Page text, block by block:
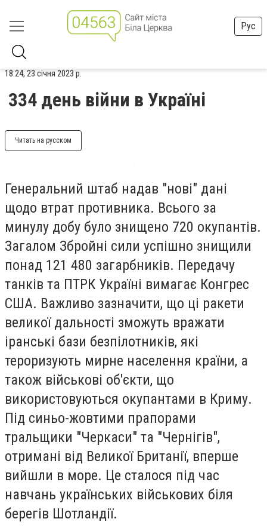
Рус
18:24, 23 січня 2023 р.
334 день війни в Україні
Читать на русском
Генеральний штаб надав "нові" дані
щодо втрат противника. Всього за
минулу добу було знищено 720 окупантів.
Загалом Збройні сили успішно знищили
понад 121 480 загарбників. Передачу
танків та ПТРК Україні вимагає Конгрес
США. Важливо зазначити, що ці ракети
великої дальності зможуть вражати
іранські бази безпілотників, які
тероризують мирне населення країни, а
також військові об'єкти, що
використовуються окупантами в Криму.
Під синьо-жовтими прапорами
тральщики "Черкаси" та "Чернігів",
отримані від Великої Британії, вперше
вийшли в море. Це сталося під час
навчань українських військових біля
берегів Шотландії.